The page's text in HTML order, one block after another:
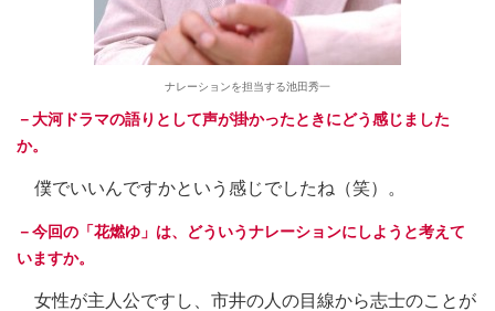
ナレーションを担当する池田秀一
－大河ドラマの語りとして声が掛かったときにどう感じました
か。
僕でいいんですかという感じでしたね（笑）。
－今回の「花燃ゆ」は、どういうナレーションにしようと考えて
いますか。
女性が主人公ですし、市井の人の目線から志士のことが